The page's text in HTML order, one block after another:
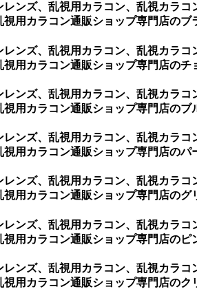
ンズ、乱視用カラコン、乱視カラ
用カラコン通販ショップ専門店のブ
ンズ、乱視用カラコン、乱視カラ
用カラコン通販ショップ専門店のチ
ンズ、乱視用カラコン、乱視カラ
用カラコン通販ショップ専門店のブ
ンズ、乱視用カラコン、乱視カラ
用カラコン通販ショップ専門店のパ
ンズ、乱視用カラコン、乱視カラ
用カラコン通販ショップ専門店のグ
ンズ、乱視用カラコン、乱視カラ
用カラコン通販ショップ専門店のピ
ンズ、乱視用カラコン、乱視カラ
用カラコン通販ショップ専門店のク